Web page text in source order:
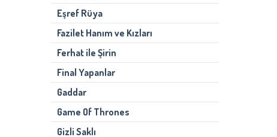
Eşref Rüya
Fazilet Hanım ve Kızları
Ferhat ile Şirin
Final Yapanlar
Gaddar
Game Of Thrones
Gizli Saklı